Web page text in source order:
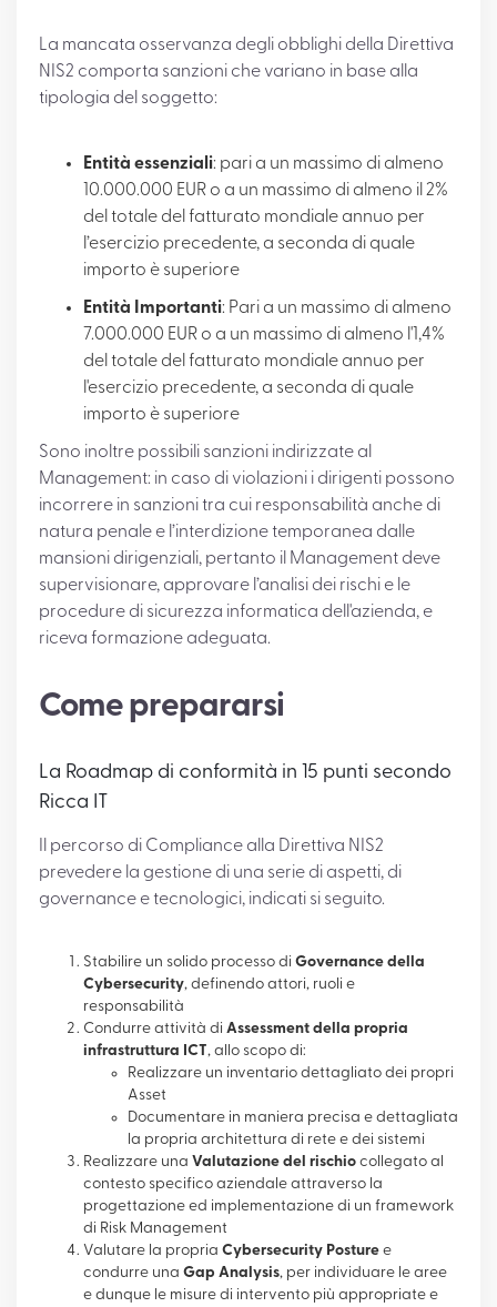
La mancata osservanza degli obblighi della Direttiva
NIS2 comporta sanzioni che variano in base alla
tipologia del soggetto:
Entità essenziali: pari a un massimo di almeno
10.000.000 EUR o a un massimo di almeno il 2%
del totale del fatturato mondiale annuo per
l’esercizio precedente, a seconda di quale
importo è superiore
Entità Importanti: Pari a un massimo di almeno
7.000.000 EUR o a un massimo di almeno l'1,4%
del totale del fatturato mondiale annuo per
l'esercizio precedente, a seconda di quale
importo è superiore
Sono inoltre possibili sanzioni indirizzate al
Management: in caso di violazioni i dirigenti possono
incorrere in sanzioni tra cui responsabilità anche di
natura penale e l’interdizione temporanea dalle
mansioni dirigenziali, pertanto il Management deve
supervisionare, approvare l’analisi dei rischi e le
procedure di sicurezza informatica dell'azienda, e
riceva formazione adeguata.
Come prepararsi
La Roadmap di conformità in 15 punti secondo
Ricca IT
Il percorso di Compliance alla Direttiva NIS2
prevedere la gestione di una serie di aspetti, di
governance e tecnologici, indicati si seguito.
Stabilire un solido processo di Governance della
Cybersecurity, definendo attori, ruoli e
responsabilità
Condurre attività di Assessment della propria
infrastruttura ICT, allo scopo di:
Realizzare un inventario dettagliato dei propri
Asset
Documentare in maniera precisa e dettagliata
la propria architettura di rete e dei sistemi
Realizzare una Valutazione del rischio collegato al
contesto specifico aziendale attraverso la
progettazione ed implementazione di un framework
di Risk Management
Valutare la propria Cybersecurity Posture e
condurre una Gap Analysis, per individuare le aree
e dunque le misure di intervento più appropriate e